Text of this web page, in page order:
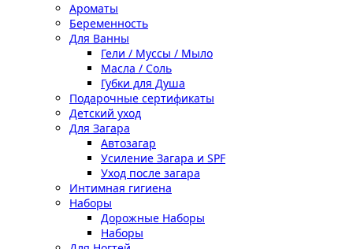
Ароматы
Беременность
Для Ванны
Гели / Муссы / Мыло
Масла / Соль
Губки для Душа
Подарочные сертификаты
Детский уход
Для Загара
Автозагар
Усиление Загара и SPF
Уход после загара
Интимная гигиена
Наборы
Дорожные Наборы
Наборы